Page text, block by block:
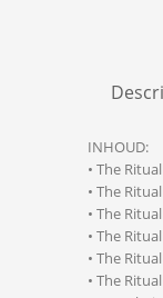
INHOUD:
• The
• The
• The
• The
• The
• The